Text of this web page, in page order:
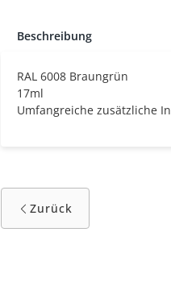
Beschreibung
RAL 6008 Braungrün
17ml
Umfangreiche zusätzliche
Zurück